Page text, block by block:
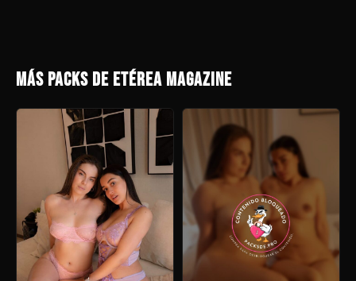
MÁS PACKS DE ETÉREA MAGAZINE